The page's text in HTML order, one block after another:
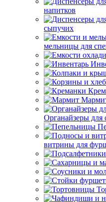
напитков
сыпучих
мельницы для
Органайзеры для
витрины для